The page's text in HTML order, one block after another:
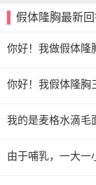
假体隆胸最新
你好！我做假体隆
你好！我假体隆胸
我的是麦格水滴毛
由于哺乳，一大一